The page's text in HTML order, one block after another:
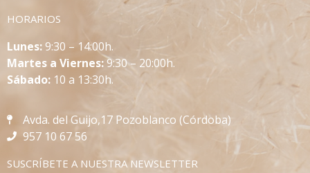
HORARIOS
Lunes:9:30 – 14:00h.
Martes a Viernes:9:30 – 20:00h.
Sábado: 10 a 13:30h.
Avda. del Guijo,17 Pozoblanco (Córdoba)
957 10 67 56
SUSCRÍBETE A NUESTRA NEWSLETTER